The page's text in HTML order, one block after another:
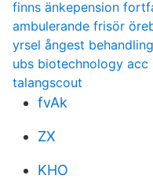
finns änkepension
ambulerande frisör
yrsel ångest behandling
ubs biotechnology acc
talangscout
fvAk
ZX
KHO